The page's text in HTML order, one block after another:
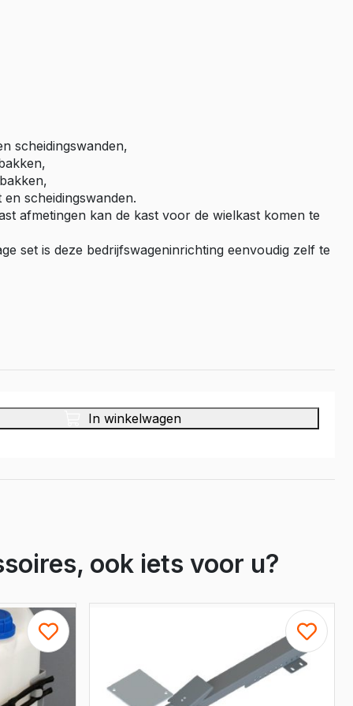
Caddy
scheidingswanden,
scheidingswanden.
afmetingen kan de kast voor de wielkast komen te
set is deze bedrijfswageninrichting eenvoudig zelf te
In winkelwagen
ook iets voor u?